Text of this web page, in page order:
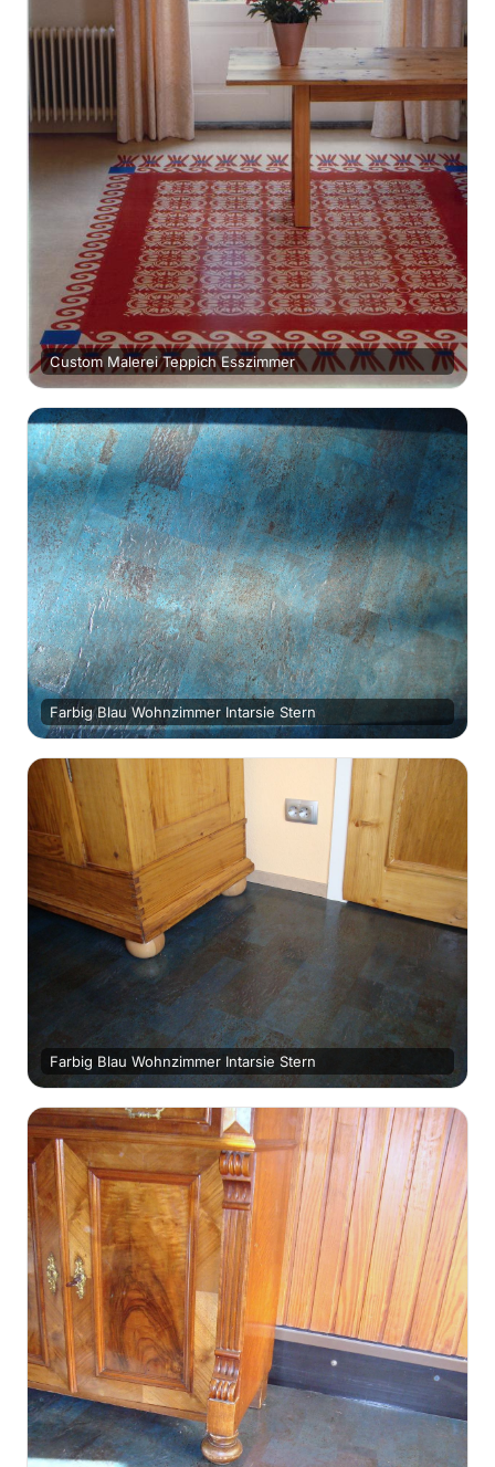
Custom Malerei Teppich Esszimmer
Farbig Blau Wohnzimmer Intarsie Stern
Farbig Blau Wohnzimmer Intarsie Stern